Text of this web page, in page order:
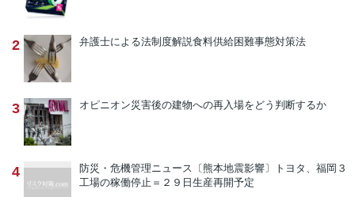
2 弁護士による法制度解説食料供給困難事態対策法
3 オピニオン災害後の建物への再入場をどう判断するか
4 防災・危機管理ニュース 〔熊本地震影響〕トヨタ、福岡３
工場の稼働停止＝２９日生産再開予定